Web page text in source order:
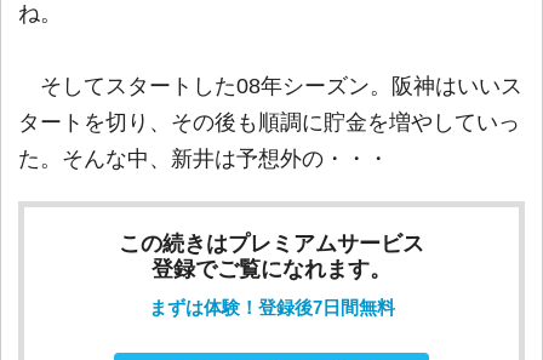
ね。
そしてスタートした08年シーズン。阪神はいいス
タートを切り、その後も順調に貯金を増やしていっ
た。そんな中、新井は予想外の・・・
この続きはプレミアムサービス
登録でご覧になれます。
まずは体験！登録後7日間無料